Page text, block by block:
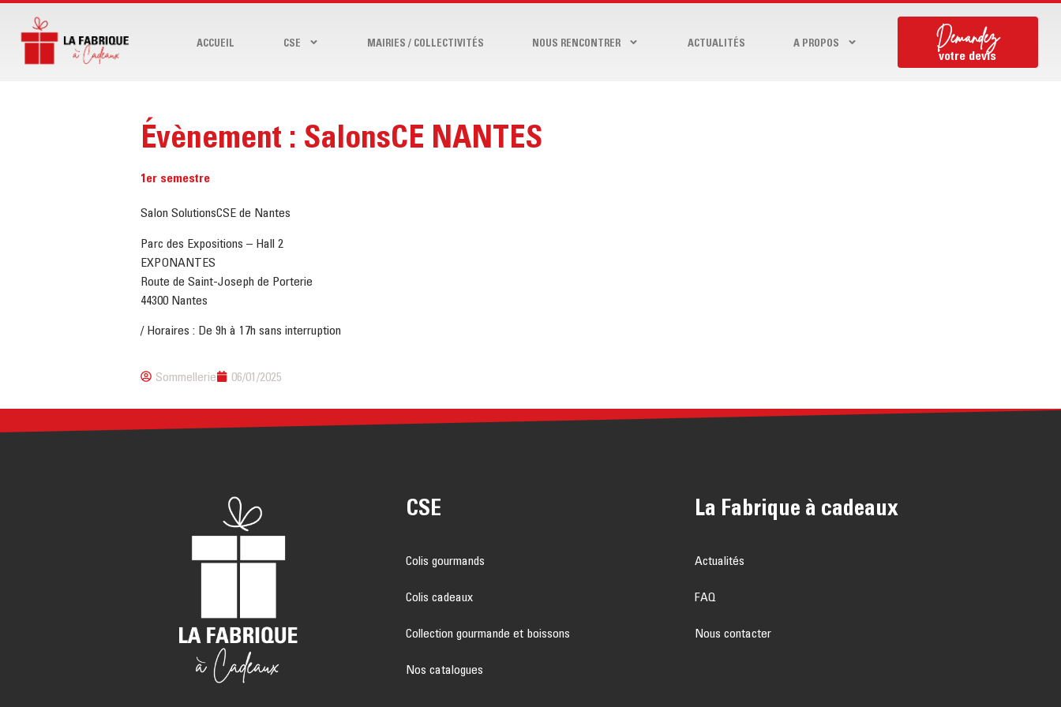
ACCUEIL CSE MAIRIES / COLLECTIVITÉS NOUS RENCONTRER ACTUALITÉS A PROPOS Demandez
votre devis
Évènement : SalonsCE NANTES
1er semestre
Salon SolutionsCSE de Nantes
Parc des Expositions – Hall 2
EXPONANTES
Route de Saint-Joseph de Porterie
44300 Nantes
/ Horaires : De 9h à 17h sans interruption
Sommellerie 06/01/2025
CSE
Colis gourmands
Colis cadeaux
Collection gourmande et boissons
Nos catalogues
La Fabrique à cadeaux
Actualités
FAQ
Nous contacter